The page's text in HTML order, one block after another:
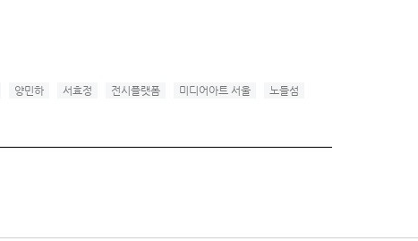
양민하 서효정 전시플랫폼 미디어아트 서울
노들섬